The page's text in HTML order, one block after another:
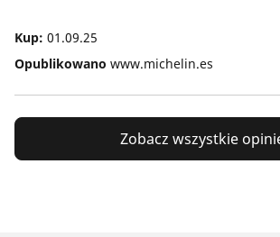
Kup: 01.09.25
Opublikowano www.michelin.es
Zobacz wszystkie